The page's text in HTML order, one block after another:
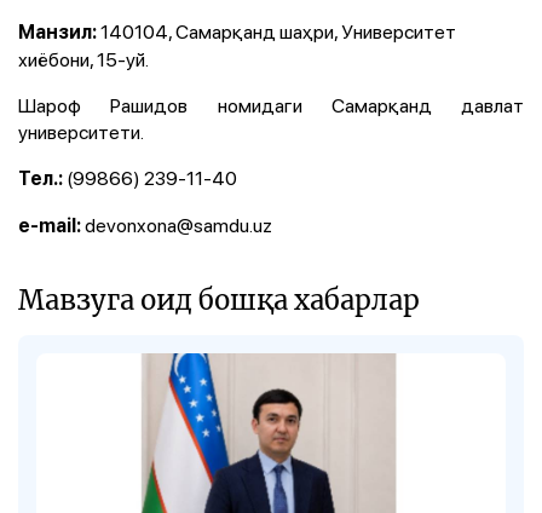
Манзил:140104, Самарқанд шаҳри, Университет
хиёбони, 15-уй.
Шароф Рашидов номидаги Самарқанд давлат
университети.
Тел.: (99866) 239-11-40
e-mail:devonxona@samdu.uz
Мавзуга оид бошқа хабарлар